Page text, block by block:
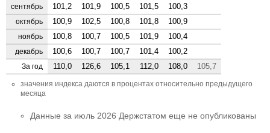
сентябрь 101,2 101,9 100,5 101,5 100,3
октябрь 100,9 102,5 100,8 101,8 100,9
ноябрь 100,8 100,7 100,5 101,9 100,4
декабрь 100,6 100,7 100,7 101,4 100,2
За год 110,0 126,6 105,1 112,0 108,0 105,7
значения индекса даются в процентах относительно предыдущего
месяца
Данные за июль 2026 Держстатом еще не опубликованы